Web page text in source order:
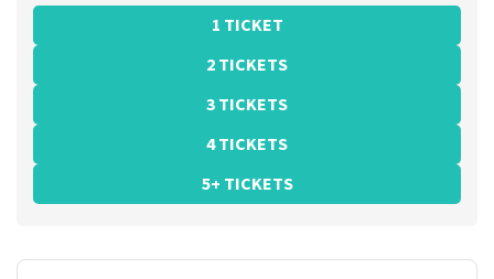
1 TICKET
2 TICKETS
3 TICKETS
4 TICKETS
5+ TICKETS